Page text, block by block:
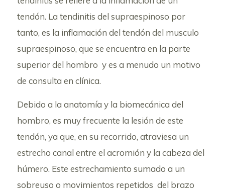
tendón. La tendinitis del supraespinoso por
tanto, es la inflamación del tendón del musculo
supraespinoso, que se encuentra en la parte
superior del hombro y es a menudo un motivo
de consulta en clínica.
Debido a la anatomía y la biomecánica del
hombro, es muy frecuente la lesión de este
tendón, ya que, en su recorrido, atraviesa un
estrecho canal entre el acromión y la cabeza del
húmero. Este estrechamiento sumado a un
sobreuso o movimientos repetidos del brazo